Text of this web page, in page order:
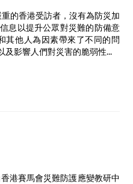
的香港受訪者，沒有為防災加
息以提升公眾對災難的防備意
他人為因素帶來了不同的問
及影響人們對災害的脆弱性...
港賽馬會災難防護應變教研中